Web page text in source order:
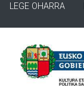
LEGE OHARRA